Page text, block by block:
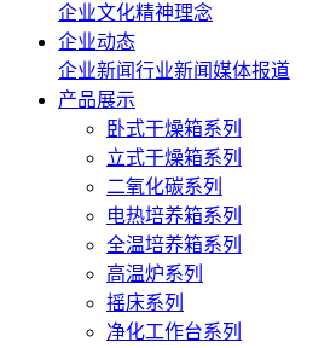
企业文化精神理念
企业动态
企业新闻行业新闻媒体报道
产品展示
卧式干燥箱系列
立式干燥箱系列
二氧化碳系列
电热培养箱系列
全温培养箱系列
高温炉系列
摇床系列
净化工作台系列